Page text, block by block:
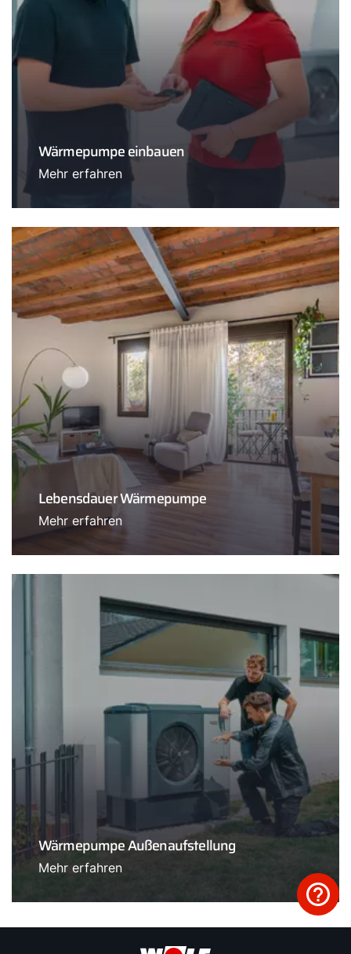
Wärmepumpe einbauen
Mehr erfahren
Lebensdauer Wärmepumpe
Mehr erfahren
Wärmepumpe Außenaufstellung
Mehr erfahren